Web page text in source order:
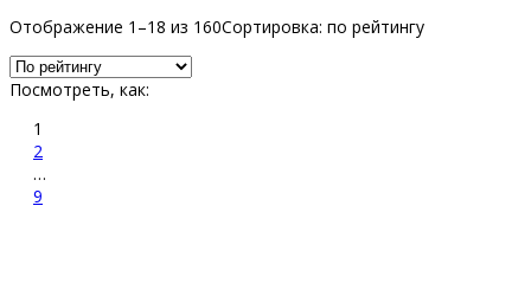
Отображение 1–18 из 160Сортировка: по рейтингу
Посмотреть, как:
1
2
…
9